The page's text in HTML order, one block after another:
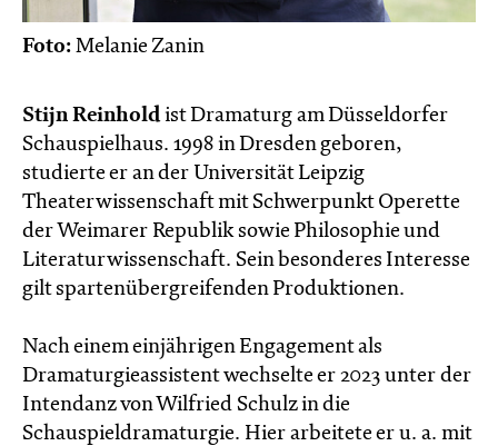
Foto: Melanie Zanin
Stijn Reinholdist Dramaturg am Düsseldorfer
Schauspielhaus. 1998 in Dresden geboren,
studierte er an der Universität Leipzig
Theaterwissenschaft mit Schwerpunkt Operette
der Weimarer Republik sowie Philosophie und
Literaturwissenschaft. Sein besonderes Interesse
gilt spartenübergreifenden Produktionen.
Nach einem einjährigen Engagement als
Dramaturgieassistent wechselte er 2023 unter der
Intendanz von Wilfried Schulz in die
Schauspieldramaturgie. Hier arbeitete er u. a. mit